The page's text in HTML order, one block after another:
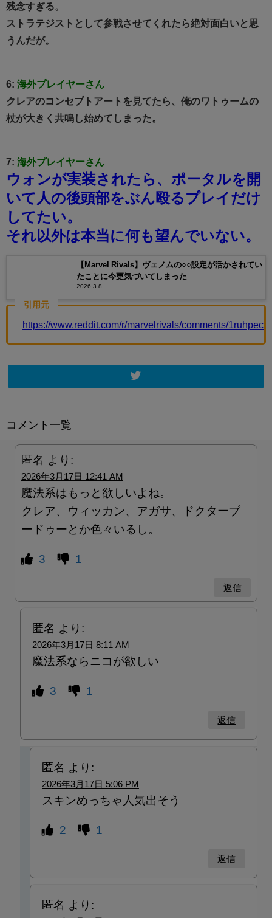
残念すぎる。
ストラテジストとして参戦させてくれたら絶対面白いと思
うんだが。
6: 海外プレイヤーさん
クレアのコンセプトアートを見てたら、俺のワトゥームの
杖が大きく共鳴し始めてしまった。
7: 海外プレイヤーさん
ウォンが実装されたら、ポータルを開
いて人の後頭部をぶん殴るプレイだけ
してたい。
それ以外は本当に何も望んでいない。
【Marvel Rivals】ヴェノムの○○設定が活かされてい
たことに今更気づいてしまった
2026.3.8
引用元
https://www.reddit.com/r/marvelrivals/comments/
コメント一覧
匿名 より:
2026年3月17日 12:41 AM
魔法系はもっと欲しいよね。
クレア、ウィッカン、アガサ、ドクターブ
ードゥーとか色々いるし。
3 1
返信
匿名 より:
2026年3月17日 8:11 AM
魔法系ならニコが欲しい
3 1
返信
匿名 より:
2026年3月17日 5:06 PM
スキンめっちゃ人気出そう
2 1
返信
匿名 より: